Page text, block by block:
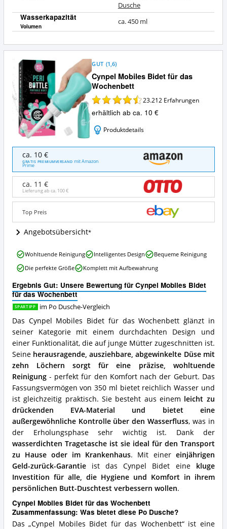
Dusche
Wasserkapazität
Volumen
ca. 450 ml
Cynpel Mobiles Bidet für das
Wochenbett
GUT (1,6)
23.212 Erfahrungen
erhältlich ab ca. 10 €
Produktdetails
Cynpel
Mobiles
Bidet
für
das
Wochenbett
Angebote:
ist
diese
Dusche
erhältlich?
ca. 10 €
GRATIS PREMIUMVERSAND mit Amazon
Prime
ca. 11 €
Lieferung ab ca. 100 €
Top Preis
Angebotsübersicht
Ergebnis Gut: Unsere Bewertung für Cynpel Mobiles Bidet
für das Wochenbett
SPARTIPP im Po Dusche-Vergleich
Das Cynpel Mobiles Bidet für das Wochenbett glänzt in
seiner Kategorie mit einem durchdachten Design und
einer Funktionalität, die auf junge Mütter zugeschnitten ist.
Seine herausragende, ausziehbare, abgewinkelte Düse mit
zehn Löchern sorgt für eine präzise, wohltuende
Reinigung- perfekt für den Komfort nach der Geburt. Das
Fassungsvermögen von 350 ml bietet reichlich Wasser und
ist gleichzeitig praktisch. Sie besteht aus einem leicht zu
drückenden EVA-Material und bietet eine
außergewöhnliche Kontrolle über den Wasserfluss, was in
der Erholungsphase sehr wichtig ist. Dank der
wasserdichten Tragetasche ist sie ideal für den Transport
zu Hause oder im Krankenhaus. Mit einer einjährigen
Geld-zurück-Garantieist das Cynpel Bidet eine kluge
Investition für alle, die Hygiene und Komfort in ihrem
persönlichen Butt-Duschtest verbessern wollen.
Cynpel Mobiles Bidet für das Wochenbett
Zusammenfassung: Was bietet diese Po Dusche?
Das „Cynpel Mobiles Bidet für das Wochenbett“ ist eine
Cynpel
Mobiles
Bidet
das
Wochenbett
Vorteile:
Was
spricht
für
diese
Po
Dusche?
Wohltuende Reinigung Intelligentes Design
Bequeme Reinigung
Die perfekte Größe
Komplett mit Aufbewahrung